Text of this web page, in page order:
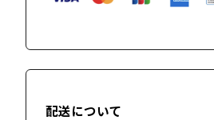
配送について